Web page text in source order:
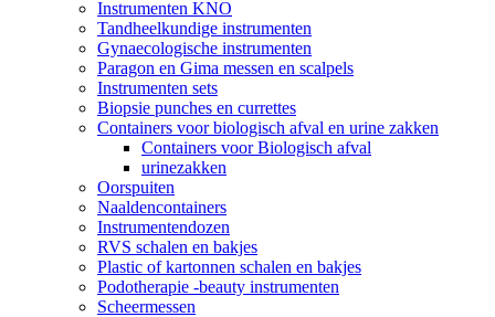
Instrumenten KNO
Tandheelkundige instrumenten
Gynaecologische instrumenten
Paragon en Gima messen en scalpels
Instrumenten sets
Biopsie punches en currettes
Containers voor biologisch afval en urine zakken
Containers voor Biologisch afval
urinezakken
Oorspuiten
Naaldencontainers
Instrumentendozen
RVS schalen en bakjes
Plastic of kartonnen schalen en bakjes
Podotherapie -beauty instrumenten
Scheermessen